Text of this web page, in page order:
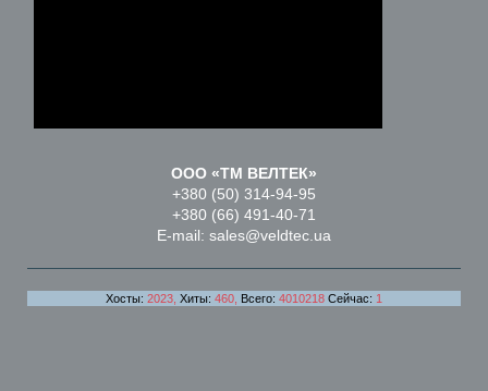
ООО «ТМ ВЕЛТЕК»
+380 (50) 314-94-95
+380 (66) 491-40-71
E-mail: sales@veldtec.ua
Хосты: 2023, Хиты: 460, Всего: 4010218 Сейчас: 1